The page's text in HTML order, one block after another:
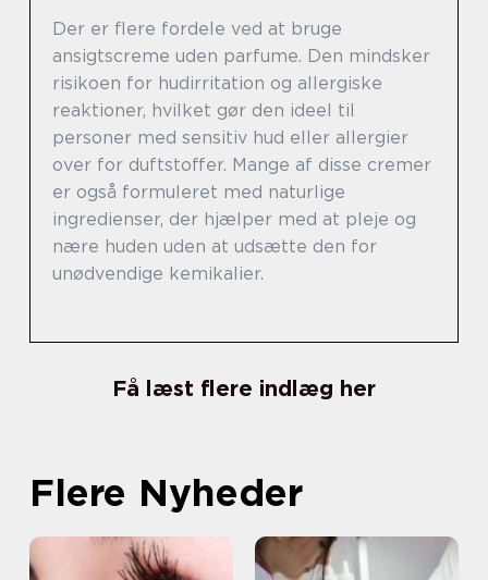
Der er flere fordele ved at bruge
ansigtscreme uden parfume. Den mindsker
risikoen for hudirritation og allergiske
reaktioner, hvilket gør den ideel til
personer med sensitiv hud eller allergier
over for duftstoffer. Mange af disse cremer
er også formuleret med naturlige
ingredienser, der hjælper med at pleje og
nære huden uden at udsætte den for
unødvendige kemikalier.
Få læst flere indlæg her
Flere Nyheder